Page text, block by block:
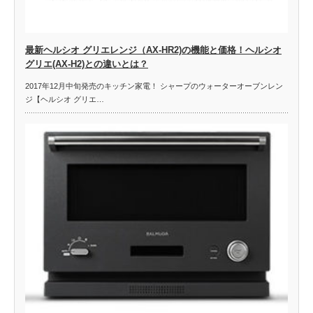
最新ヘルシオ グリエレンジ（AX-HR2)の機能と価格！ヘルシオ
グリエ(AX-H2)との違いとは？
2017年12月中旬発売のキッチン家電！ シャープのウォーターオーブンレン
ジ【ヘルシオ グリエ…